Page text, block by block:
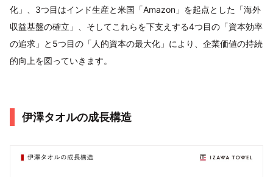
化」、3つ目はインド生産と米国「Amazon」を起点とした「海外
収益基盤の確立」、そしてこれらを下支えする4つ目の「資本効率
の追求」と5つ目の「人的資本の最大化」により、企業価値の持続
的向上を図っていきます。
伊澤タオルの成長構造